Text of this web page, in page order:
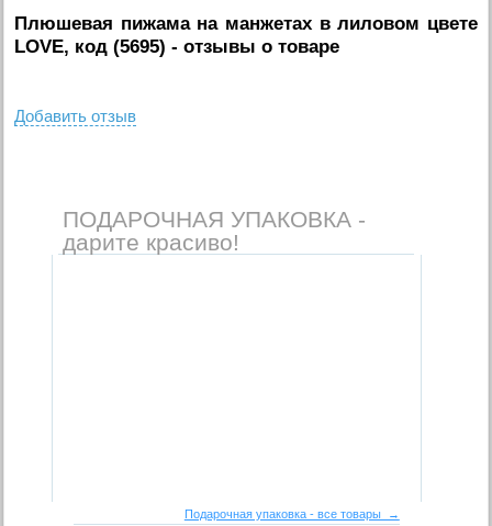
Плюшевая пижама на манжетах в лиловом цвете
LOVE, код (5695) - отзывы о товаре
Добавить отзыв
ПОДАРОЧНАЯ УПАКОВКА -
дарите красиво!
Подарочная упаковка - все товары →